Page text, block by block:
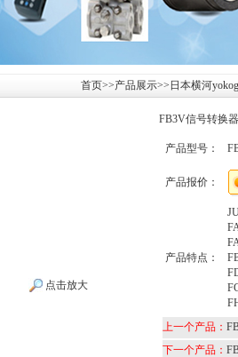
首页>>产品展示>> 日本横河
FB3V信号转换器
点击放大
产品型号：
产品报价：
产品特点：
上一个产品：
下一个产品：